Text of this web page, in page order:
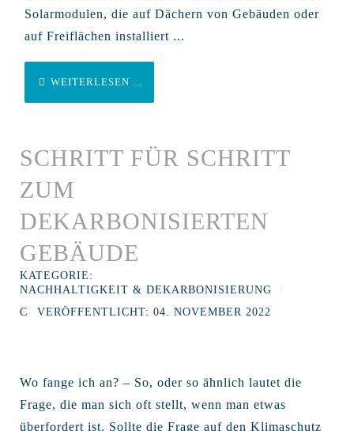
Solarmodulen, die auf Dächern von Gebäuden oder
auf Freiflächen installiert ...
WEITERLESEN ...
SCHRITT FÜR SCHRITT
ZUM
DEKARBONISIERTEN
GEBÄUDE
KATEGORIE:
NACHHALTIGKEIT & DEKARBONISIERUNG
VERÖFFENTLICHT: 04. NOVEMBER 2022
Wo fange ich an? – So, oder so ähnlich lautet die
Frage, die man sich oft stellt, wenn man etwas
überfordert ist. Sollte die Frage auf den Klimaschutz